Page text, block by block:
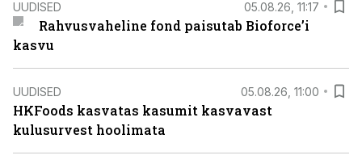
UUDISED 05.08.26, 11:17
Rahvusvaheline fond paisutab Bioforce’i
kasvu
UUDISED 05.08.26, 11:00
HKFoods kasvatas kasumit kasvavast
kulusurvest hoolimata